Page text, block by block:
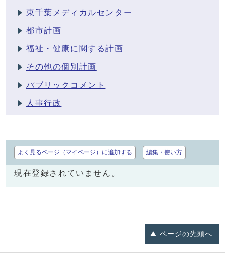
東千葉メディカルセンター
都市計画
福祉・健康に関する計画
その他の個別計画
パブリックコメント
人事行政
よく見るページ（マイページ）に追加する 編集・使い方
現在登録されていません。
ページの先頭へ